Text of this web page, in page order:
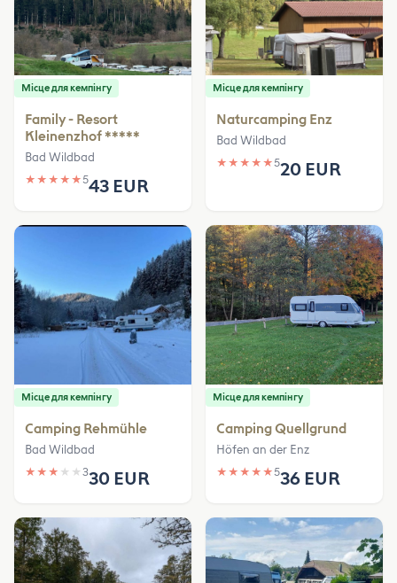
Місце для кемпінгу
Family - Resort
Kleinenzhof *****
Bad Wildbad
★ ★ ★ ★ ★543 EUR
Місце для кемпінгу
Naturcamping Enz
Bad Wildbad
★ ★ ★ ★ ★520 EUR
Місце для кемпінгу
Camping Rehmühle
Bad Wildbad
★ ★ ★ ★ ★ 330 EUR
Місце для кемпінгу
Camping Quellgrund
Höfen an der Enz
★ ★ ★ ★ ★536 EUR